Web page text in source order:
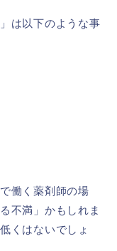
は以下のような事
働く薬剤師の場
不満」かもしれま
くはないでしょ